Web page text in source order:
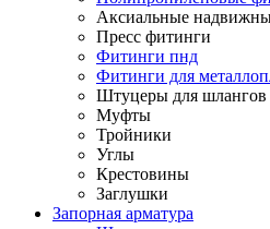
Аксиальные
Пресс фитинги
Фитинги пнд
Фитинги для
Штуцеры для шлангов
Муфты
Тройники
Углы
Крестовины
Заглушки
Запорная арматура